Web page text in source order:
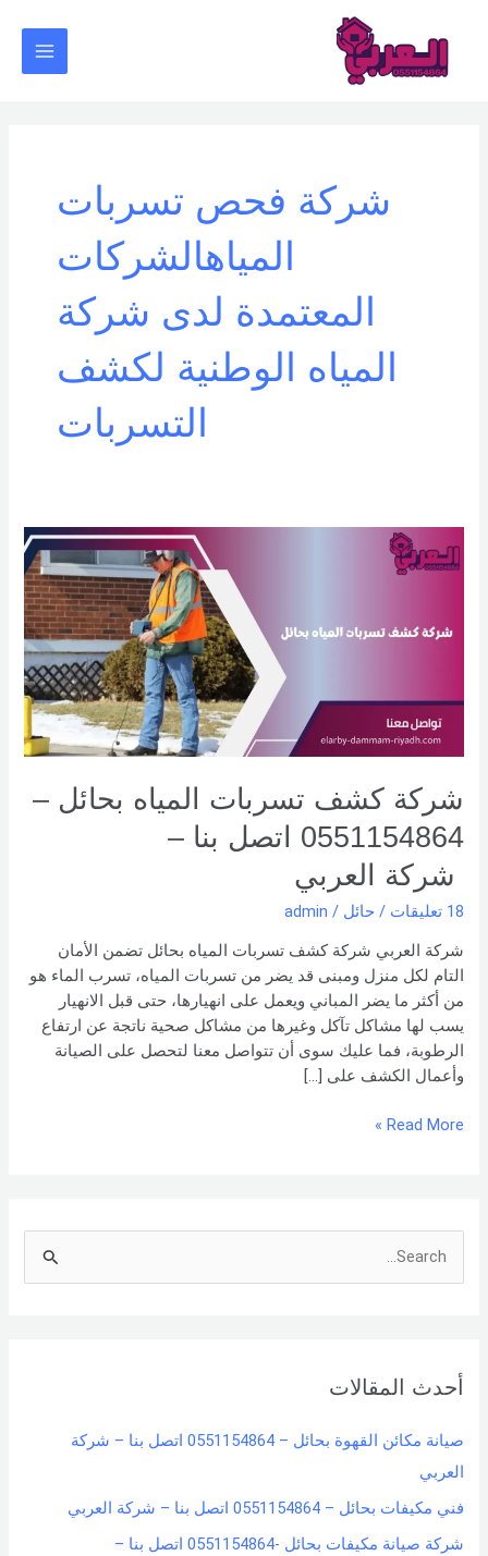
المحتوى
شركة فحص تسربات
المياهالشركات
المعتمدة لدى شركة
المياه الوطنية لكشف
التسربات
شركة كشف تسربات المياه بحائل –
0551154864 اتصل بنا –
شركة العربي
18 تعليقات / حائل /
admin
شركة العربي شركة كشف تسربات المياه بحائل تضمن الأمان
التام لكل منزل ومبنى قد يضر من تسربات المياه، تسرب الماء هو
من أكثر ما يضر المباني ويعمل على انهيارها، حتى قبل الانهيار
يسب لها مشاكل تآكل وغيرها من مشاكل صحية ناتجة عن ارتفاع
الرطوبة، فما عليك سوى أن تتواصل معنا لتحصل على الصيانة
وأعمال الكشف على […]
كشف
بحائل
بنا –
شركة العربي
Read More »
c
f
o
r
:
أحدث المقالات
صيانة مكائن القهوة بحائل – 0551154864 اتصل بنا – شركة
العربي
فني مكيفات بحائل – 0551154864 اتصل بنا – شركة العربي
شركة صيانة مكيفات بحائل -0551154864 اتصل بنا –